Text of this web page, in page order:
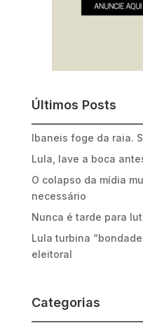
Últimos Posts
Ibaneis foge da raia.
Lula, lave a boca
O colapso da mídia
necessário
Nunca é tarde para
Lula turbina
eleitoral
Categorias